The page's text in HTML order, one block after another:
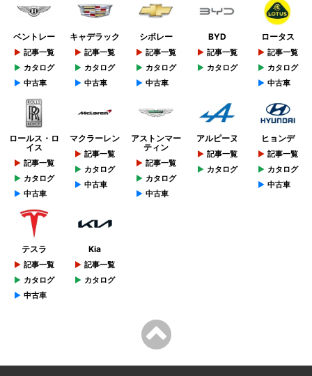
ベントレー
記事一覧
カタログ
中古車
キャデラック
記事一覧
カタログ
中古車
シボレー
記事一覧
カタログ
中古車
BYD
記事一覧
カタログ
ロータス
記事一覧
カタログ
中古車
ロールス・ロ
イス
記事一覧
カタログ
中古車
マクラーレン
記事一覧
カタログ
中古車
アストンマー
ティン
記事一覧
カタログ
中古車
アルピーヌ
記事一覧
カタログ
ヒョンデ
記事一覧
カタログ
中古車
テスラ
記事一覧
カタログ
中古車
Kia
記事一覧
カタログ